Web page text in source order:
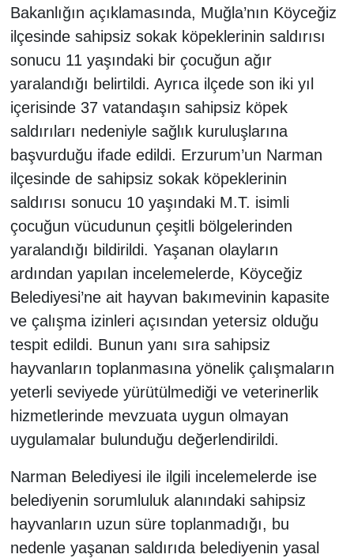
Bakanlığın açıklamasında, Muğla’nın Köyceğiz
ilçesinde sahipsiz sokak köpeklerinin saldırısı
sonucu 11 yaşındaki bir çocuğun ağır
yaralandığı belirtildi. Ayrıca ilçede son iki yıl
içerisinde 37 vatandaşın sahipsiz köpek
saldırıları nedeniyle sağlık kuruluşlarına
başvurduğu ifade edildi. Erzurum’un Narman
ilçesinde de sahipsiz sokak köpeklerinin
saldırısı sonucu 10 yaşındaki M.T. isimli
çocuğun vücudunun çeşitli bölgelerinden
yaralandığı bildirildi. Yaşanan olayların
ardından yapılan incelemelerde, Köyceğiz
Belediyesi’ne ait hayvan bakımevinin kapasite
ve çalışma izinleri açısından yetersiz olduğu
tespit edildi. Bunun yanı sıra sahipsiz
hayvanların toplanmasına yönelik çalışmaların
yeterli seviyede yürütülmediği ve veterinerlik
hizmetlerinde mevzuata uygun olmayan
uygulamalar bulunduğu değerlendirildi.
Narman Belediyesi ile ilgili incelemelerde ise
belediyenin sorumluluk alanındaki sahipsiz
hayvanların uzun süre toplanmadığı, bu
nedenle yaşanan saldırıda belediyenin yasal